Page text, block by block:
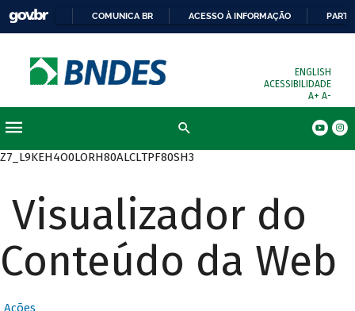
COMUNICA BR ACESSO À INFORMAÇÃO
ENGLISH
ACESSIBILIDADE
A+ A-
Z7_L9KEH4O0LORH80ALCLTPF80SH3
Visualizador do
Conteúdo da Web